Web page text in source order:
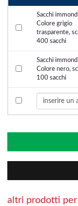
Sacchi
Colore grigio
trasparente,
400 sacchi
Sacchi
Colore nero,
100 sacchi
altri prodotti per